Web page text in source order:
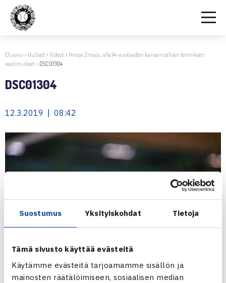
Suostumus Yksityiskohdat Tietoja
Tämä sivusto käyttää evästeitä
Käytämme evästeitä tarjoamamme sisällön ja
mainosten räätälöimiseen, sosiaalisen median
Etusivu > Uutiset>Videot> Hrvoje Zmajic: alle 14-vuotiaiden kansainvälisen tenniksen
vaatimukset> DSC01304
DSC01304
12.3.2019 | 08:42